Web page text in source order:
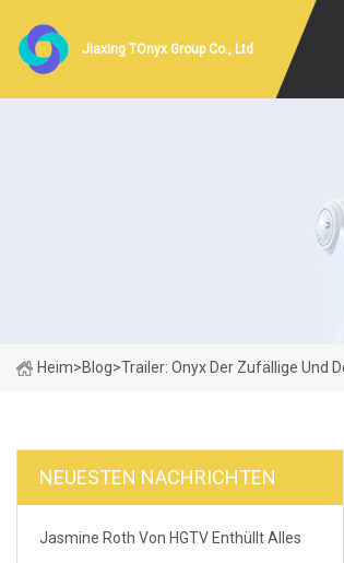
Jiaxing TOnyx Group Co., Ltd
Heim>Blog>Trailer: Onyx Der Zufällige Und
NEUESTEN NACHRICHTEN
Jasmine Roth Von HGTV Enthüllt Alles